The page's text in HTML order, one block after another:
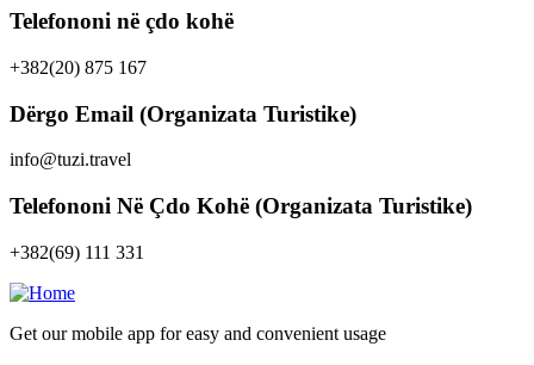
Telefononi në çdo kohë
+382(20) 875 167
Dërgo Email (Organizata Turistike)
info@tuzi.travel
Telefononi Në Çdo Kohë (Organizata Turistike)
+382(69) 111 331
Get our mobile app for easy and convenient usage